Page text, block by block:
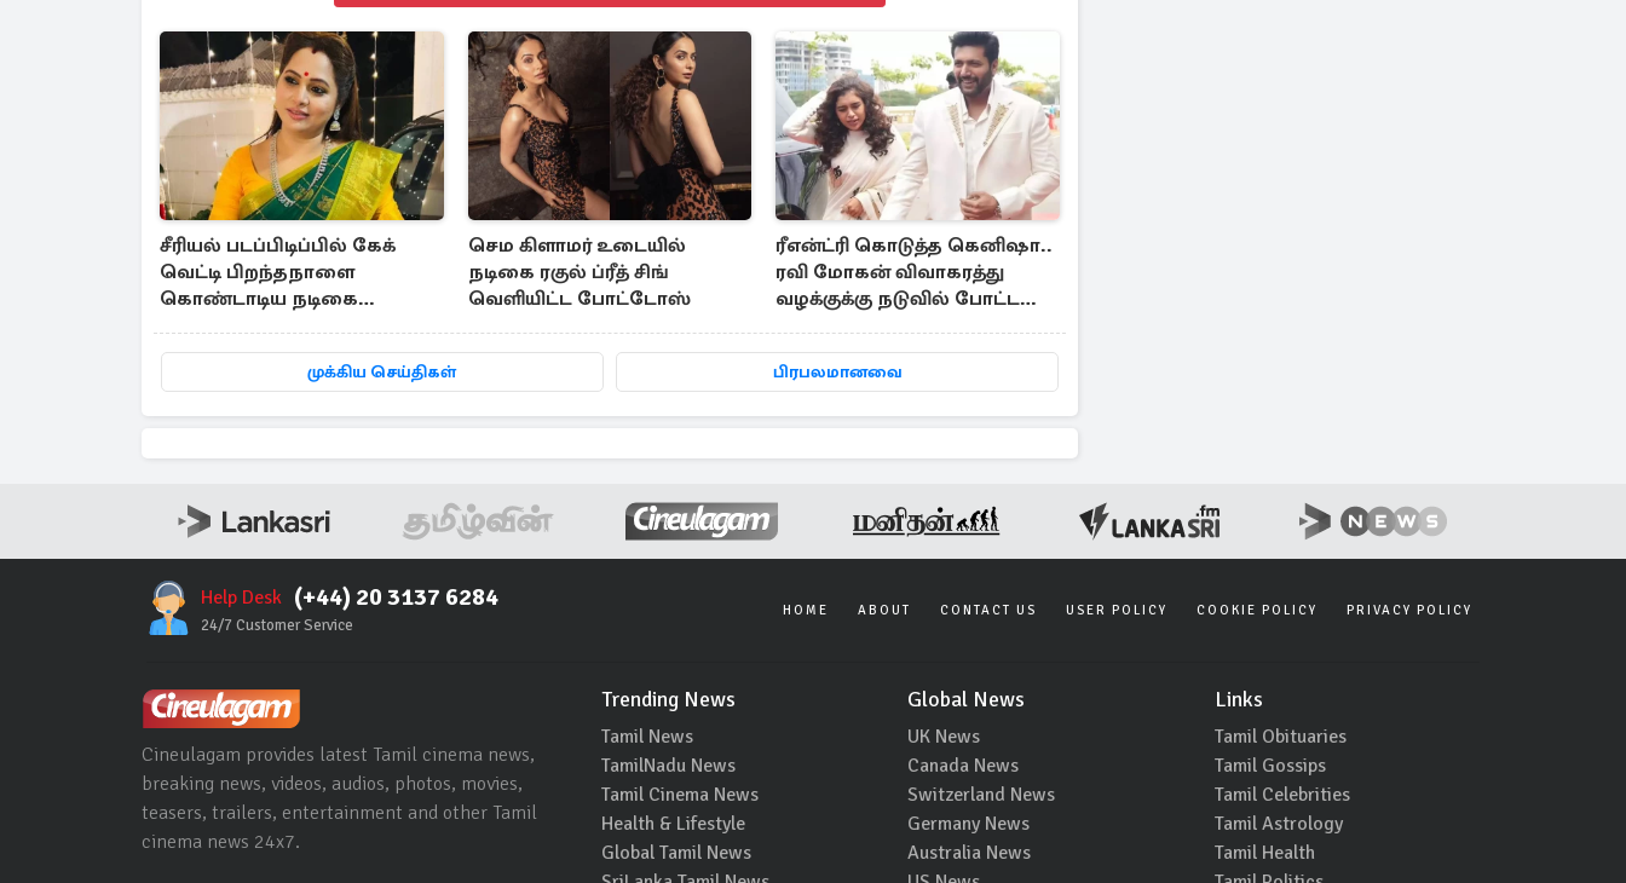
சீரியல் படப்பிடிப்பில் கேக்
வெட்டி பிறந்தநாளை
கொண்டாடிய நடிகை
செம கிளாமர் உடையில்
நடிகை ரகுல் ப்ரீத் சிங்
வெளியிட்ட போட்டோஸ்
ரீஎன்ட்ரி கொடுத்த கெனிஷா..
ரவி மோகன் விவாகரத்து
வழக்குக்கு நடுவில் போட்ட
முக்கிய செய்திகள் பிரபலமானவை
Help Desk (+44) 20 3137 6284
24/7 Customer Service
HOME ABOUT CONTACT US USER POLICY COOKIE POLICY PRIVACY POLICY
Cineulagam provides latest Tamil cinema news,
breaking news, videos, audios, photos, movies,
teasers, trailers, entertainment and other Tamil
cinema news 24x7.
Trending News
Tamil News
TamilNadu News
Tamil Cinema News
Health & Lifestyle
Global Tamil News
Global News
UK News
Canada News
Switzerland News
Germany News
Australia News
Links
Tamil Obituaries
Tamil Gossips
Tamil Celebrities
Tamil Astrology
Tamil Health